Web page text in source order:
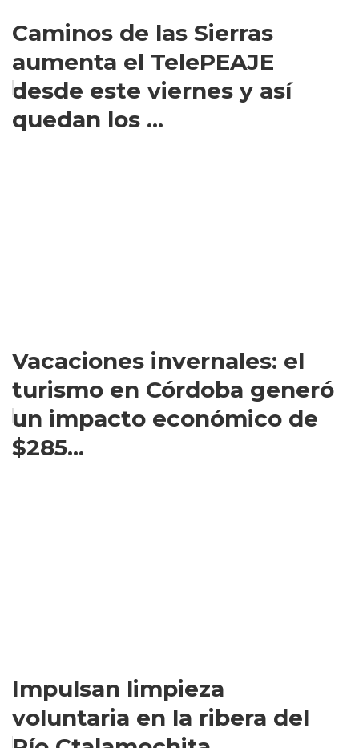
Caminos de las Sierras
aumenta el TelePEAJE
desde este viernes y así
quedan los ...
Vacaciones invernales: el
turismo en Córdoba generó
un impacto económico de
$285...
Impulsan limpieza
voluntaria en la ribera del